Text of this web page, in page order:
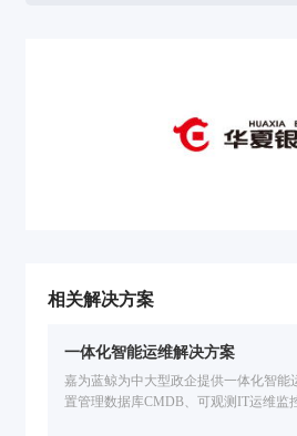
相关解决方案
一体化智能运维解决方案
嘉为蓝鲸为中大型政企提供一体化智能
置管理数据库CMDB、可观测IT运维监